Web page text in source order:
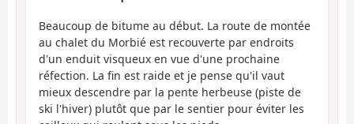
Beaucoup de bitume au début. La route de montée
au chalet du Morbié est recouverte par endroits
d'un enduit visqueux en vue d'une prochaine
réfection. La fin est raide et je pense qu'il vaut
mieux descendre par la pente herbeuse (piste de
ski l'hiver) plutôt que par le sentier pour éviter les